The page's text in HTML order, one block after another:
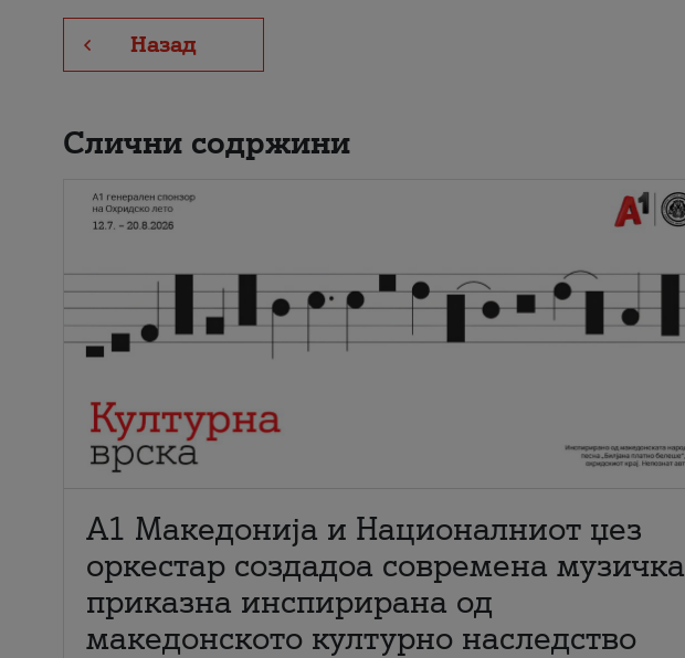
Назад
Слични содржини
А1 Македонија и Националниот џез
оркестар создадоа современа музичка
приказна инспирирана од
македонското културно наследство